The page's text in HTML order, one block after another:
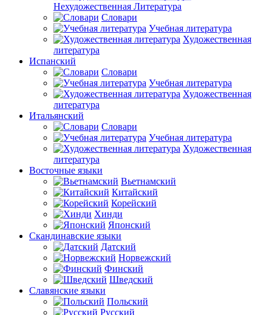
Нехудожественная Литература
Словари
Учебная литература
Художественная
литература
Испанский
Словари
Учебная литература
Художественная
литература
Итальянский
Словари
Учебная литература
Художественная
литература
Восточные языки
Вьетнамский
Китайский
Корейский
Хинди
Японский
Скандинавские языки
Датский
Норвежский
Финский
Шведский
Славянские языки
Польский
Русский